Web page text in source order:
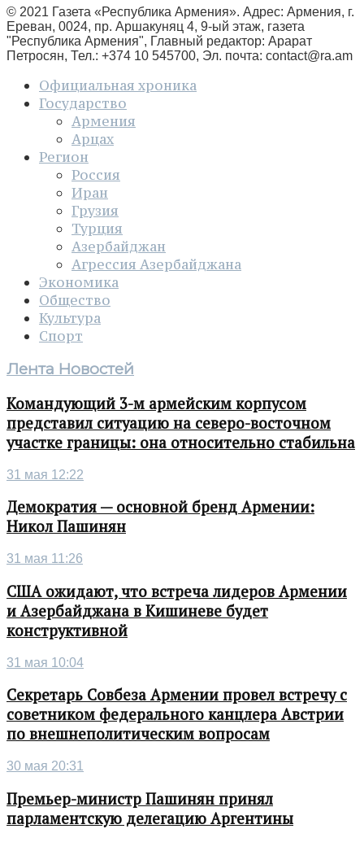
© 2021 Газета «Республика Армения». Адрес: Армения, г.
Ереван, 0024, пр. Аршакуняц 4, 9-ый этаж, газета
"Республика Армения", Главный редактор: Арарат
Петросян, Тел.: +374 10 545700, Эл. почта: contact@ra.am
Официальная хроника
Государство
Армения
Арцах
Регион
Россия
Иран
Грузия
Турция
Азербайджан
Агрессия Азербайджана
Экономика
Общество
Культура
Спорт
Лента Новостей
Командующий 3-м армейским корпусом
представил ситуацию на северо-восточном
участке границы: она относительно стабильна
31 мая 12:22
Демократия — основной бренд Армении:
Никол Пашинян
31 мая 11:26
США ожидают, что встреча лидеров Армении
и Азербайджана в Кишиневе будет
конструктивной
31 мая 10:04
Секретарь Совбеза Армении провел встречу с
советником федерального канцлера Австрии
по внешнеполитическим вопросам
30 мая 20:31
Премьер-министр Пашинян принял
парламентскую делегацию Аргентины